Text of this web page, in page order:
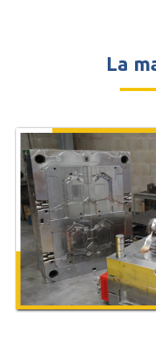
La